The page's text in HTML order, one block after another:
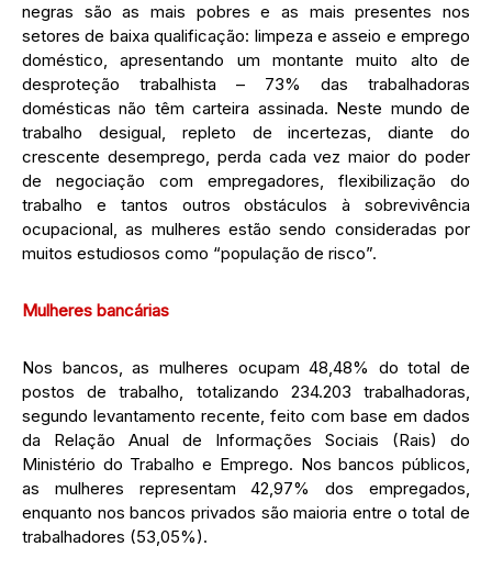
negras são as mais pobres e as mais presentes nos
setores de baixa qualificação: limpeza e asseio e emprego
doméstico, apresentando um montante muito alto de
desproteção trabalhista – 73% das trabalhadoras
domésticas não têm carteira assinada. Neste mundo de
trabalho desigual, repleto de incertezas, diante do
crescente desemprego, perda cada vez maior do poder
de negociação com empregadores, flexibilização do
trabalho e tantos outros obstáculos à sobrevivência
ocupacional, as mulheres estão sendo consideradas por
muitos estudiosos como “população de risco”.
Mulheres bancárias
Nos bancos, as mulheres ocupam 48,48% do total de
postos de trabalho, totalizando 234.203 trabalhadoras,
segundo levantamento recente, feito com base em dados
da Relação Anual de Informações Sociais (Rais) do
Ministério do Trabalho e Emprego. Nos bancos públicos,
as mulheres representam 42,97% dos empregados,
enquanto nos bancos privados são maioria entre o total de
trabalhadores (53,05%).